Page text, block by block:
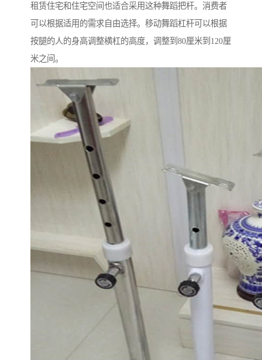
租赁住宅和住宅空间也适合采用这种舞蹈把杆。消费者
可以根据适用的需求自由选择。移动舞蹈杠杆可以根据
按腿的人的身高调整横杠的高度，调整到80厘米到120厘
米之间。